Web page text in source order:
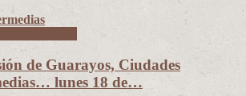
de Guarayos, Ciudades
lunes 18 de…